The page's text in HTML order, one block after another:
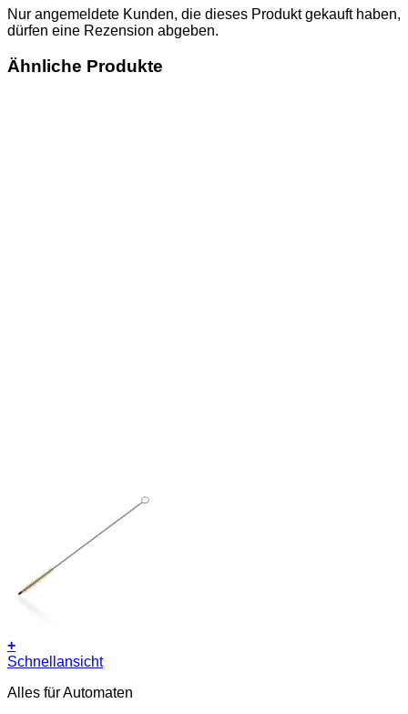
Nur angemeldete Kunden, die dieses Produkt gekauft haben,
dürfen eine Rezension abgeben.
Ähnliche Produkte
+
Schnellansicht
Alles für Automaten